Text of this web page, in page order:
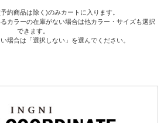
約商品は除く)のみカートに入ります。
カラーの在庫がない場合は他カラー・サイズも選択
できます。
場合は「選択しない」を選んでください。